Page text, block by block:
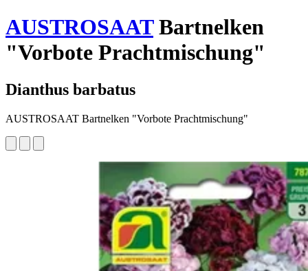
AUSTROSAATBartnelken
"Vorbote Prachtmischung"
Dianthus barbatus
AUSTROSAAT Bartnelken "Vorbote Prachtmischung"